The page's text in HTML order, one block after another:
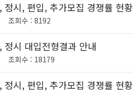
정시, 편입, 추가모집 경쟁률 현황
8192
시 대입전형결과 안내
18179
정시, 편입, 추가모집 경쟁률 현황